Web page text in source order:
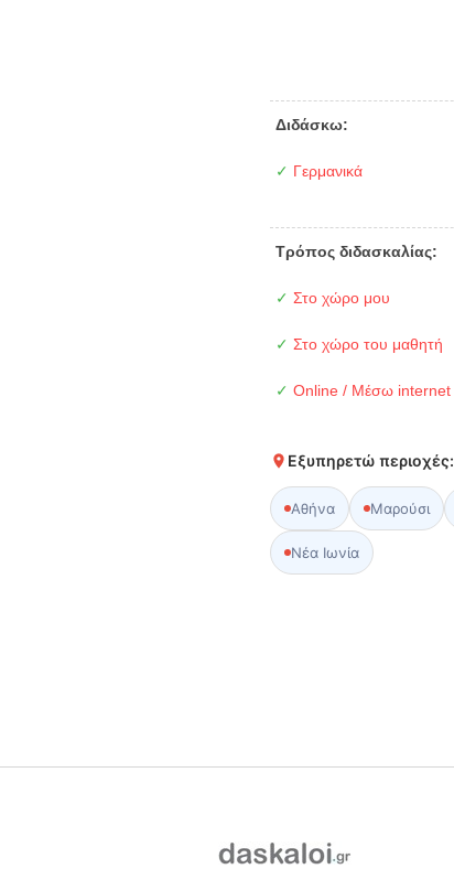
Διδάσκω:
✓ Γερμανικά
Τρόπος διδασκαλίας:
✓ Στο χώρο μου
✓ Στο χώρο του μαθητή
✓ Online / Μέσω internet
Εξυπηρετώ περιοχές:
Αθήνα Μαρούσι
Νέα Ιωνία